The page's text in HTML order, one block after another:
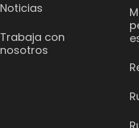
Noticias
Trabaja con
nosotros